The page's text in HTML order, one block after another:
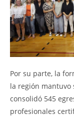
Por su parte, la
la región mantuvo
consolidó 545
profesionales